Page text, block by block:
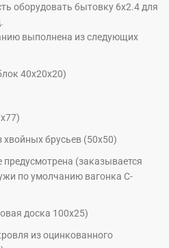
оборудовать бытовку 6х2.4 для
выполнена из следующих
40х20х20)
брусьев (50х50)
предусмотрена (заказывается
по умолчанию вагонка С-
доска 100х25)
из оцинкованного